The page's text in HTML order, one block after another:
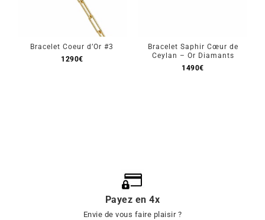
Bracelet Coeur d’Or #3
1290€
Bracelet Saphir Cœur de
Ceylan – Or Diamants
1490€
Payez en 4x
Envie de vous faire plaisir ?